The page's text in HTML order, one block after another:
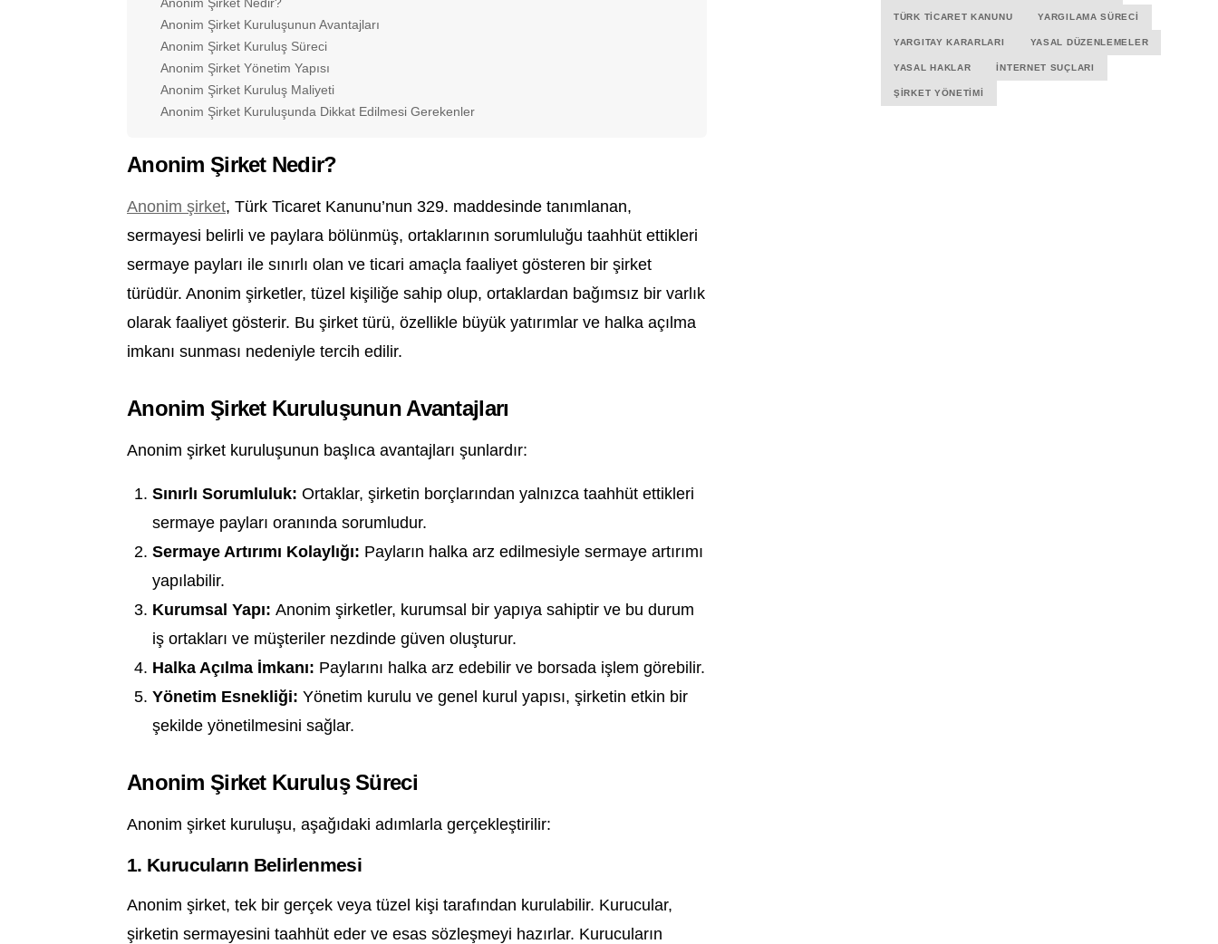
Anonim Şirket Kuruluşunun Avantajları
Anonim Şirket Kuruluş Süreci
Anonim Şirket Yönetim Yapısı
Anonim Şirket Kuruluş Maliyeti
Anonim Şirket Kuruluşunda Dikkat Edilmesi Gerekenler
Anonim Şirket Nedir?
Anonim şirket, Türk Ticaret Kanunu’nun 329. maddesinde tanımlanan,
sermayesi belirli ve paylara bölünmüş, ortaklarının sorumluluğu taahhüt ettikleri
sermaye payları ile sınırlı olan ve ticari amaçla faaliyet gösteren bir şirket
türüdür. Anonim şirketler, tüzel kişiliğe sahip olup, ortaklardan bağımsız bir varlık
olarak faaliyet gösterir. Bu şirket türü, özellikle büyük yatırımlar ve halka açılma
imkanı sunması nedeniyle tercih edilir.
Anonim Şirket Kuruluşunun Avantajları
Anonim şirket kuruluşunun başlıca avantajları şunlardır:
Sınırlı Sorumluluk: Ortaklar, şirketin borçlarından yalnızca taahhüt ettikleri
sermaye payları oranında sorumludur.
Sermaye Artırımı Kolaylığı: Payların halka arz edilmesiyle sermaye artırımı
yapılabilir.
Kurumsal Yapı: Anonim şirketler, kurumsal bir yapıya sahiptir ve bu durum
iş ortakları ve müşteriler nezdinde güven oluşturur.
Halka Açılma İmkanı: Paylarını halka arz edebilir ve borsada işlem görebilir.
Yönetim Esnekliği: Yönetim kurulu ve genel kurul yapısı, şirketin etkin bir
şekilde yönetilmesini sağlar.
Anonim Şirket Kuruluş Süreci
Anonim şirket kuruluşu, aşağıdaki adımlarla gerçekleştirilir:
1. Kurucuların Belirlenmesi
Anonim şirket, tek bir gerçek veya tüzel kişi tarafından kurulabilir. Kurucular,
şirketin sermayesini taahhüt eder ve esas sözleşmeyi hazırlar. Kurucuların
TÜRK TICARET KANUNU YARGILAMA SÜRECI
YARGITAY KARARLARI YASAL DÜZENLEMELER
YASAL HAKLAR İNTERNET SUÇLARI
ŞIRKET YÖNETIMI